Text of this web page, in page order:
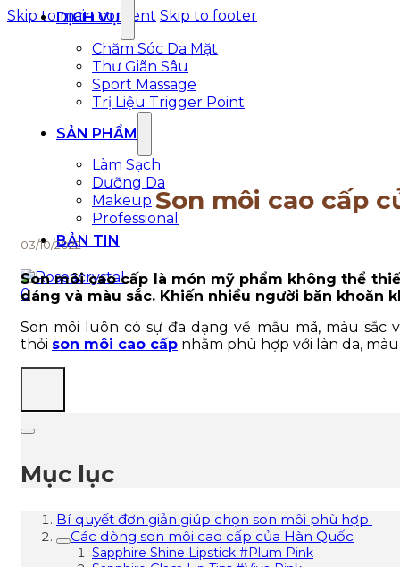
Skip to main content Skip to footer
DỊCH VỤ
Chăm Sóc Da Mặt
Thư Giãn Sâu
Sport Massage
Trị Liệu Trigger Point
SẢN PHẨM
Làm Sạch
Dưỡng Da
Makeup
Professional
BẢN TIN
0
Son môi cao cấp
03/10/2022
Son môi cao cấp là món mỹ phẩm không thể
dáng và màu sắc. Khiến nhiều người băn khoăn
Son môi luôn có sự đa dạng về mẫu mã, màu
thỏi son môi cao cấp nhằm phù hợp với làn da,
Mục lục
Bí quyết đơn giản giúp chọn son môi phù hợp
Các dòng son môi cao cấp của Hàn Quốc
Sapphire Shine Lipstick #Plum Pink